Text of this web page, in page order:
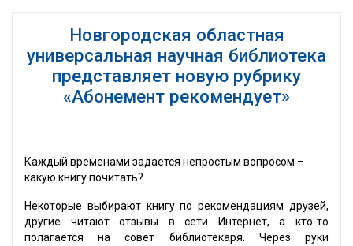
Новгородская областная
универсальная научная библиотека
представляет новую рубрику
«Абонемент рекомендует»
Каждый временами задается непростым вопросом –
какую книгу почитать?
Некоторые выбирают книгу по рекомендациям друзей,
другие читают отзывы в сети Интернет, а кто-то
полагается на совет библиотекаря. Через руки